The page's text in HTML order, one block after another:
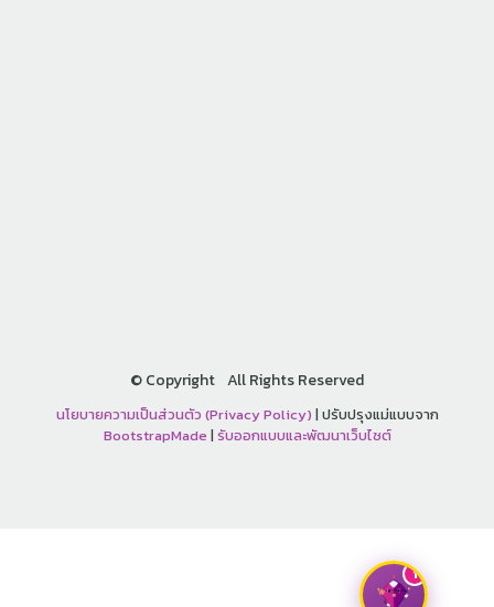
©Copyright All Rights Reserved
นโยบายความเป็นส่วนตัว (Privacy Policy) | ปรับปรุงแม่แบบจาก
BootstrapMade | รับออกแบบและพัฒนาเว็บไซต์
1